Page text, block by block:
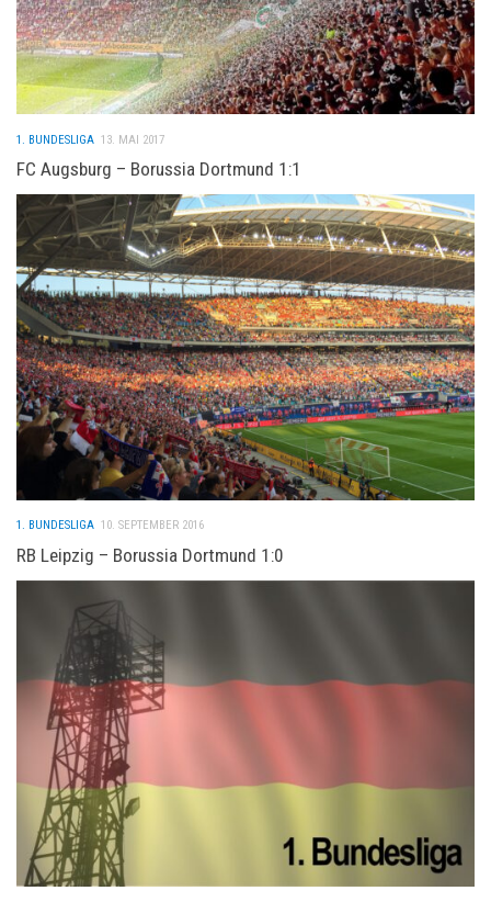
1. BUNDESLIGA 13. MAI 2017
FC Augsburg – Borussia Dortmund 1:1
1. BUNDESLIGA 10. SEPTEMBER 2016
RB Leipzig – Borussia Dortmund 1:0